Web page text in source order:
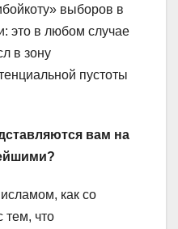
выборов в
это в любом случае
в зону
пустоты
вам на
как со
что